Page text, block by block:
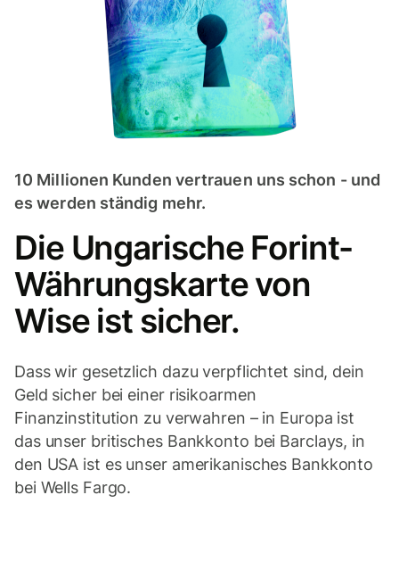
Die Ungarische Forint-
Währungskarte von
Wise ist sicher.
10 Millionen Kunden vertrauen uns schon - und
es werden ständig mehr.
Dass wir gesetzlich dazu verpflichtet sind, dein
Geld sicher bei einer risikoarmen
Finanzinstitution zu verwahren – in Europa ist
das unser britisches Bankkonto bei Barclays, in
den USA ist es unser amerikanisches Bankkonto
bei Wells Fargo.